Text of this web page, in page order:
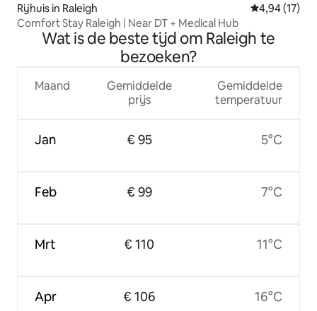
Rijhuis in Raleigh Gemiddelde
4,94 (17)
Comfort Stay Raleigh | Near DT + Medical Hub
Wat is de beste tijd om Raleigh te
bezoeken?
Maand
Jan
Feb
Mrt
Apr
Gemiddelde
prijs
€ 95
€ 99
€ 110
€ 106
Gemiddelde
temperatuur
5°C
7°C
11°C
16°C